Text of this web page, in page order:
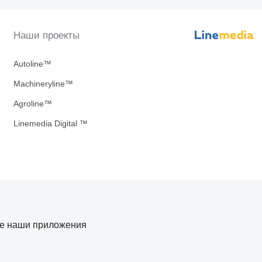
Наши проекты
Autoline™
Machineryline™
Agroline™
Linemedia Digital ™
наши приложения